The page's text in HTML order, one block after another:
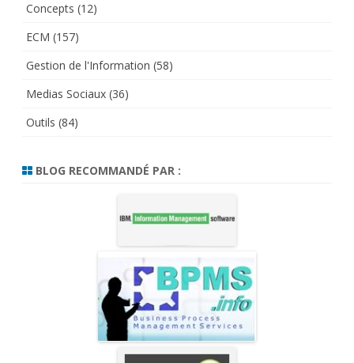
Concepts (12)
ECM (157)
Gestion de l'Information (58)
Medias Sociaux (36)
Outils (84)
BLOG RECOMMANDÉ PAR :